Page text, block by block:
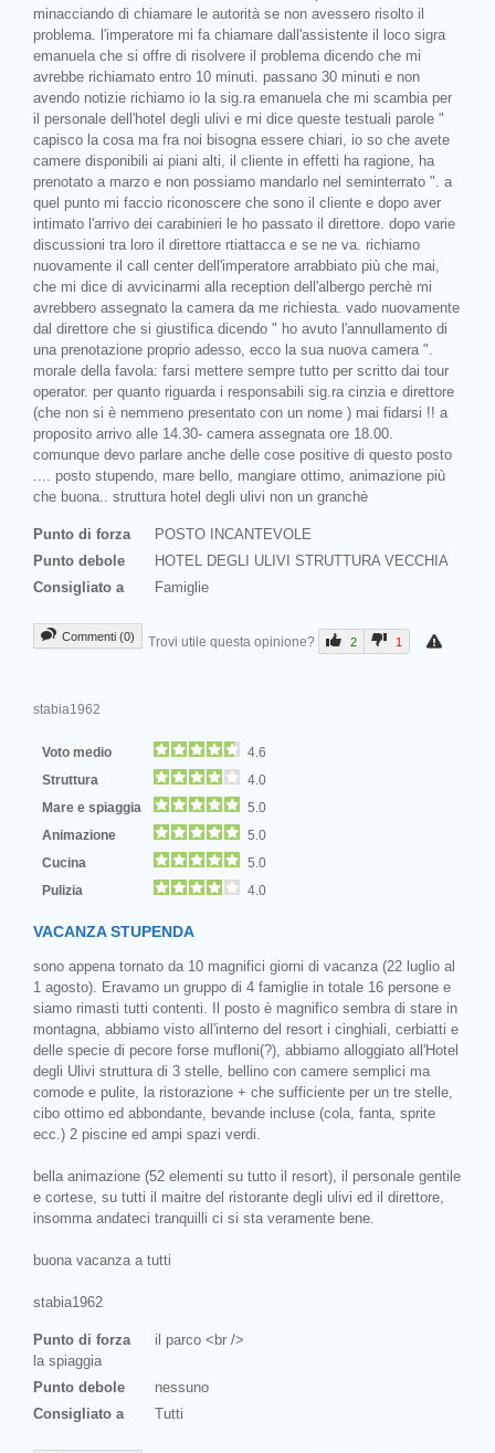
minacciando di chiamare le autorità se non avessero risolto il
problema. l'imperatore mi fa chiamare dall'assistente il loco sigra
emanuela che si offre di risolvere il problema dicendo che mi
avrebbe richiamato entro 10 minuti. passano 30 minuti e non
avendo notizie richiamo io la sig.ra emanuela che mi scambia per
il personale dell'hotel degli ulivi e mi dice queste testuali parole "
capisco la cosa ma fra noi bisogna essere chiari, io so che avete
camere disponibili ai piani alti, il cliente in effetti ha ragione, ha
prenotato a marzo e non possiamo mandarlo nel seminterrato ". a
quel punto mi faccio riconoscere che sono il cliente e dopo aver
intimato l'arrivo dei carabinieri le ho passato il direttore. dopo varie
discussioni tra loro il direttore rtiattacca e se ne va. richiamo
nuovamente il call center dell'imperatore arrabbiato più che mai,
che mi dice di avvicinarmi alla reception dell'albergo perchè mi
avrebbero assegnato la camera da me richiesta. vado nuovamente
dal direttore che si giustifica dicendo " ho avuto l'annullamento di
una prenotazione proprio adesso, ecco la sua nuova camera ".
morale della favola: farsi mettere sempre tutto per scritto dai tour
operator. per quanto riguarda i responsabili sig.ra cinzia e direttore
(che non si è nemmeno presentato con un nome ) mai fidarsi !! a
proposito arrivo alle 14.30- camera assegnata ore 18.00.
comunque devo parlare anche delle cose positive di questo posto
.... posto stupendo, mare bello, mangiare ottimo, animazione più
che buona.. struttura hotel degli ulivi non un granchè
Punto di forza
POSTO INCANTEVOLE
Punto debole
HOTEL DEGLI ULIVI STRUTTURA VECCHIA
Consigliato a
Famiglie
Commenti (0) Trovi utile questa opinione? 2 1
stabia1962
Voto medio
4.6
Struttura
4.0
Mare e spiaggia
5.0
Animazione
5.0
Cucina
5.0
Pulizia
4.0
VACANZA STUPENDA
sono appena tornato da 10 magnifici giorni di vacanza (22 luglio al
1 agosto). Eravamo un gruppo di 4 famiglie in totale 16 persone e
siamo rimasti tutti contenti. Il posto è magnifico sembra di stare in
montagna, abbiamo visto all'interno del resort i cinghiali, cerbiatti e
delle specie di pecore forse mufloni(?), abbiamo alloggiato all'Hotel
degli Ulivi struttura di 3 stelle, bellino con camere semplici ma
comode e pulite, la ristorazione + che sufficiente per un tre stelle,
cibo ottimo ed abbondante, bevande incluse (cola, fanta, sprite
ecc.) 2 piscine ed ampi spazi verdi.
bella animazione (52 elementi su tutto il resort), il personale gentile
e cortese, su tutti il maitre del ristorante degli ulivi ed il direttore,
insomma andateci tranquilli ci si sta veramente bene.
buona vacanza a tutti
stabia1962
Punto di forza
il parco <br />
la spiaggia
Punto debole
nessuno
Consigliato a
Tutti